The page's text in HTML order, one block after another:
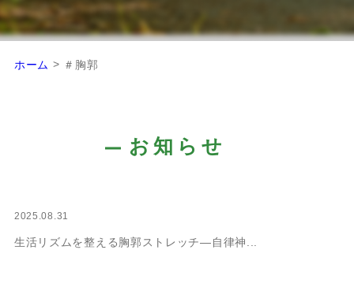
ホーム > ＃胸郭
お知らせ
2025.08.31
生活リズムを整える胸郭ストレッチ―自律神...